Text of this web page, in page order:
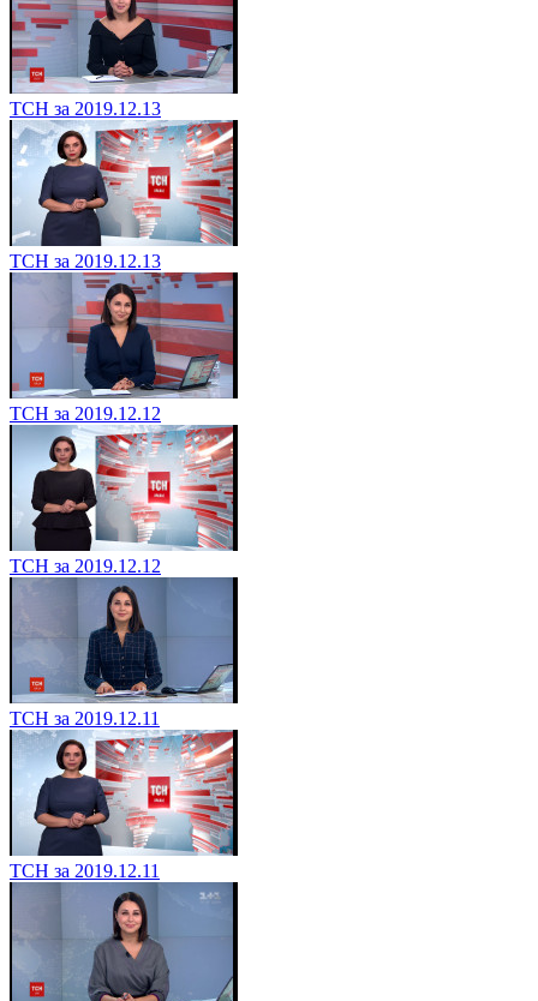
ТСН за 2019.12.13
ТСН за 2019.12.13
ТСН за 2019.12.12
ТСН за 2019.12.12
ТСН за 2019.12.11
ТСН за 2019.12.11